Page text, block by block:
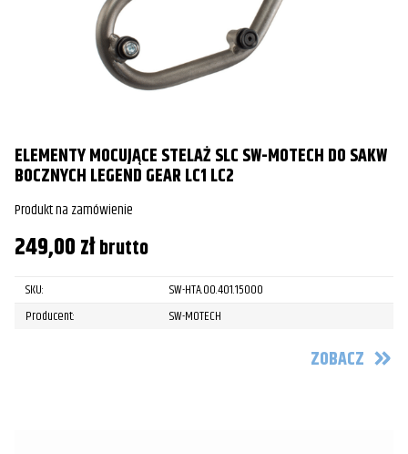
ELEMENTY MOCUJĄCE STELAŻ SLC SW-MOTECH DO SAKW
BOCZNYCH LEGEND GEAR LC1 LC2
Produkt na zamówienie
249,00złbrutto
SKU:
SW-HTA.00.401.15000
Producent:
SW-MOTECH
ZOBACZ